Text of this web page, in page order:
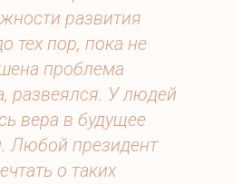
развития
тех пор, пока не
проблема
развеялся. У людей
вера в будущее
Любой президент
о таких